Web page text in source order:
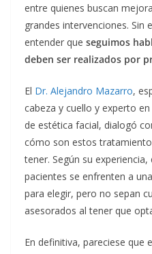
entre quienes buscan
grandes intervenciones. Sin
entender que seguimos
deben ser realizados por
El Dr. Alejandro Mazarro,
cabeza y cuello y experto
de estética facial, dialogó
cómo son estos
tener. Según su
pacientes se enfrenten a
para elegir, pero no sepan
asesorados al tener que
En definitiva, pareciese que